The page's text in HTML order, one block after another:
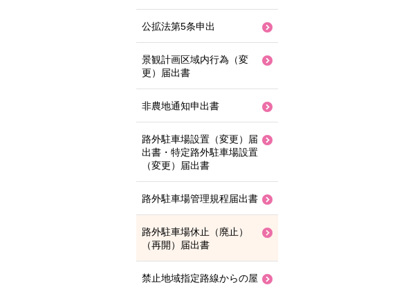
公拡法第5条申出
景観計画区域内行為（変
更）届出書
非農地通知申出書
路外駐車場設置（変更）届
出書・特定路外駐車場設置
（変更）届出書
路外駐車場管理規程届出書
路外駐車場休止（廃止）
（再開）届出書
禁止地域指定路線からの屋